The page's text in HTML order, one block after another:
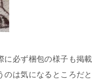
に必ず梱包の様子も掲載
のは気になるところだと